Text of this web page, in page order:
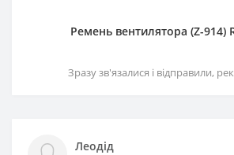
Ремень вентилятора (Z-914)
Зразу зв'язалися і відправили,
Леодід